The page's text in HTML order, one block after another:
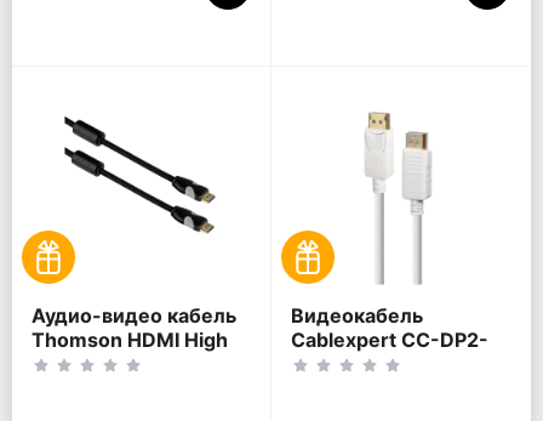
Аудио-видео кабель
Thomson HDMI High
Speed, HDMI (M) -
Видеокабель
Cablexpert CC-DP2-
6-W, DisplayPort (M) -